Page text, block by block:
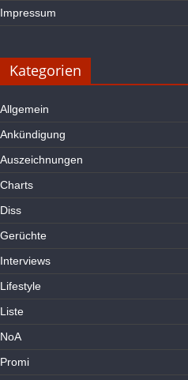
Impressum
Kategorien
Allgemein
Ankündigung
Auszeichnungen
Charts
Diss
Gerüchte
Interviews
Lifestyle
Liste
NoA
Promi